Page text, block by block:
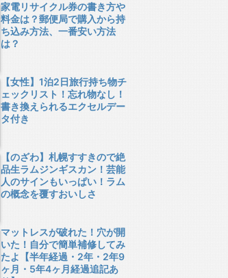
家電リサイクル券の書き方や
料金は？郵便局で購入から持
ち込み方法、一番安い方法
は？
【女性】1泊2日旅行持ち物チ
ェックリスト！忘れ物なし！
書き換えられるエクセルデー
タ付き
【のざわ】札幌すすきので絶
品生ラムジンギスカン！芸能
人のサインもいっぱい！ラム
の概念を覆すおいしさ
マットレスが破れた！穴が開
いた！自分で簡単補修してみ
たよ【半年経過・2年・2年9
ヶ月・5年4ヶ月経過追記あ